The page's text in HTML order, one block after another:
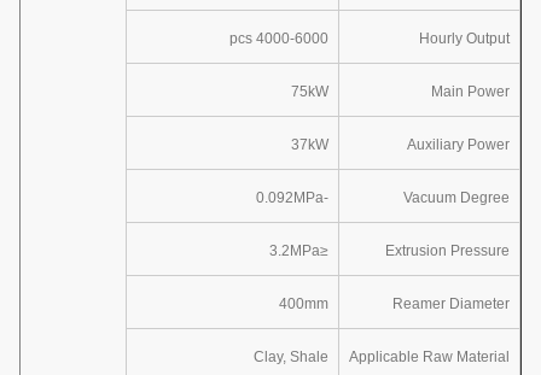
Hourly Output
4000-6000 pcs
Main Power
75kW
Auxiliary Power
37kW
Vacuum Degree
-0.092MPa
Extrusion Pressure
≤3.2MPa
Reamer Diameter
400mm
Applicable Raw Material
Clay, Shale